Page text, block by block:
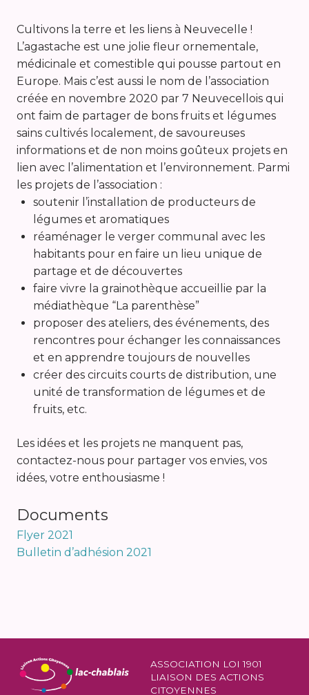
Cultivons la terre et les liens à Neuvecelle !
L’agastache est une jolie fleur ornementale,
médicinale et comestible qui pousse partout en
Europe. Mais c’est aussi le nom de l’association
créée en novembre 2020 par 7 Neuvecellois qui
ont faim de partager de bons fruits et légumes
sains cultivés localement, de savoureuses
informations et de non moins goûteux projets en
lien avec l’alimentation et l’environnement. Parmi
les projets de l’association :
soutenir l’installation de producteurs de
légumes et aromatiques
réaménager le verger communal avec les
habitants pour en faire un lieu unique de
partage et de découvertes
faire vivre la grainothèque accueillie par la
médiathèque “La parenthèse”
proposer des ateliers, des événements, des
rencontres pour échanger les connaissances
et en apprendre toujours de nouvelles
créer des circuits courts de distribution, une
unité de transformation de légumes et de
fruits, etc.
Les idées et les projets ne manquent pas,
contactez-nous pour partager vos envies, vos
idées, votre enthousiasme !
Documents
Flyer 2021
Bulletin d’adhésion 2021
ASSOCIATION LOI 1901
LIAISON DES ACTIONS
CITOYENNES